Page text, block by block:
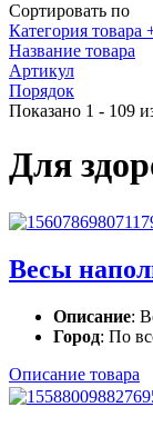
Сортировать по
Категория товара
Название товара
Артикул
Порядок
Показано 1 - 109
Для
Весы
Описание:
Город: По
Описание товара